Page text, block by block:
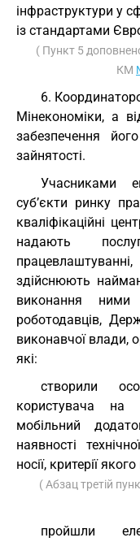
інфраструктури у
із стандартами
( Пункт 5
КМ
6.
Мінекономіки, а
забезпечення
зайнятості.
Учасниками
суб’єкти ринку
кваліфікаційні
надають
здійснюють
виконання
роботодавців,
виконавчої влади,
які:
створили
користувача на
мобільний
наявності
носії, критерії
( Абзац третій
пройшли